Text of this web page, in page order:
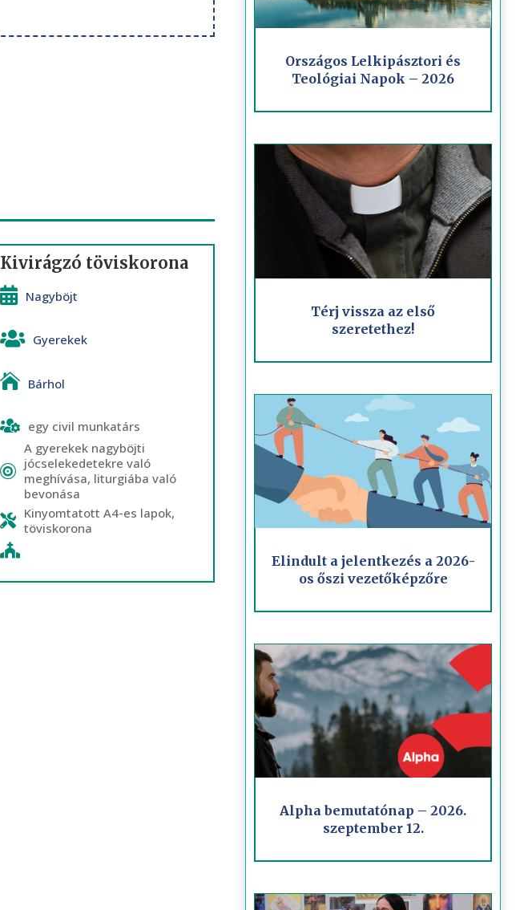
Kivirágzó töviskorona
Nagyböjt
Gyerekek
Bárhol
egy civil munkatárs
A gyerekek nagyböjti
jócselekedetekre való
meghívása, liturgiába való
bevonása
Kinyomtatott A4-es lapok,
töviskorona
Országos Lelkipásztori és
Teológiai Napok – 2026
Térj vissza az első
szeretethez!
Elindult a jelentkezés a 2026-
os őszi vezetőképzőre
Alpha bemutatónap – 2026.
szeptember 12.